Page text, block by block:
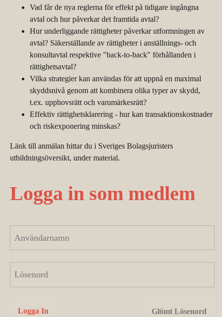
Vad får de nya reglerna för effekt på tidigare ingångna
avtal och hur påverkar det framtida avtal?
Hur underliggande rättigheter påverkar utformningen av
avtal? Säkerställande av rättigheter i anställnings- och
konsultavtal respektive "back-to-back" förhållanden i
rättighetsavtal?
Vilka strategier kan användas för att uppnå en maximal
skyddsnivå genom att kombinera olika typer av skydd,
t.ex. upphovsrätt och varumärkesrätt?
Effektiv rättighetsklarering - hur kan transaktionskostnader
och riskexponering minskas?
Länk till anmälan hittar du i Sveriges Bolagsjuristers
utbildningsöversikt, under material.
Logga in som medlem